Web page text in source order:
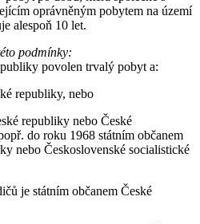
oprávněným pobytem na území
alespoň 10 let.
podmínky:
povolen trvalý pobyt a:
republiky, nebo
republiky nebo České
do roku 1968 státním občanem
nebo Československé socialistické
je státním občanem České